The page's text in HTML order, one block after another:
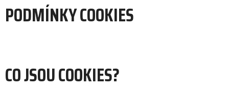
PODMÍNKY COOKIES
CO JSOU COOKIES?